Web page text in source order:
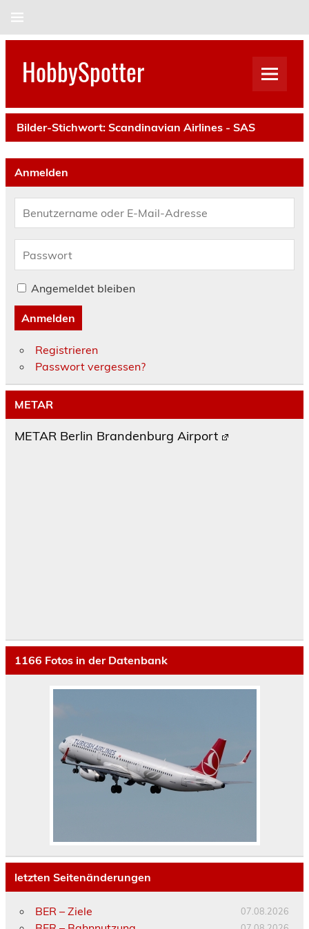
HobbySpotter
Bilder-Stichwort: Scandinavian Airlines - SAS
Anmelden
Angemeldet bleiben
Anmelden
Registrieren
Passwort vergessen?
METAR
METAR Berlin Brandenburg Airport
1166 Fotos in der Datenbank
letzten Seitenänderungen
BER – Ziele 07.08.2026